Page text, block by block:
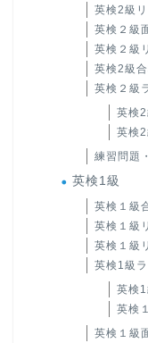
英検2級
英検２級
英検２級
英検2級
英検２級
英検
英検
練習問題
英検1級
英検１級
英検１級
英検１級
英検1級
英検1
英検
英検１級